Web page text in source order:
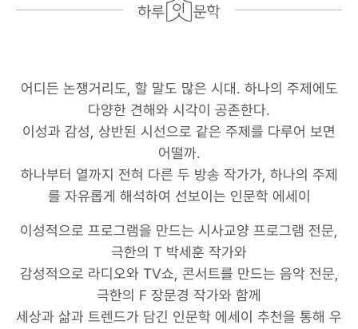
어디든 논쟁거리도, 할 말도 많은 시대. 하나의 주제에도
다양한 견해와 시각이 공존한다.
이성과 감성, 상반된 시선으로 같은 주제를 다루어 보면
어떨까.
하나부터 열까지 전혀 다른 두 방송 작가가, 하나의 주제
를 자유롭게 해석하여 선보이는 인문학 에세이
이성적으로 프로그램을 만드는 시사교양 프로그램 전문,
극한의 T 박세훈 작가와
감성적으로 라디오와 TV쇼, 콘서트를 만드는 음악 전문,
극한의 F 장문경 작가와 함께
세상과 삶과 트렌드가 담긴 인문학 에세이 추천을 통해 우